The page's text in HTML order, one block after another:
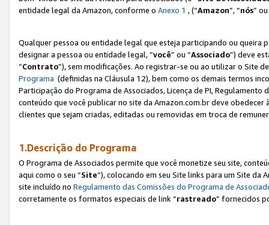
entidade legal da Amazon, conforme o Anexo 1 , (“Amazon”, “nós”
Qualquer pessoa ou entidade legal que esteja participando ou queira
designar a pessoa ou entidade legal, “você” ou “Associado”) deve
“Contrato”), sem modificações. Ao registrar-se ou ao utilizar o Site
Programa (definidas na Cláusula 12), bem como os demais termos
Participação do Programa de Associados, Licença de PI,
conteúdo que você publicar no site da Amazon.com.br deve
clientes que sejam criadas, editadas ou removidas em troca de
1.Descrição do Programa
O Programa de Associados permite que você monetize seu site,
aqui como o seu “Site”), colocando em seu Site links para um Site da
site incluído no Regulamento das Comissões do Programa de
corretamente os formatos especiais de link “rastreado” fornecidos